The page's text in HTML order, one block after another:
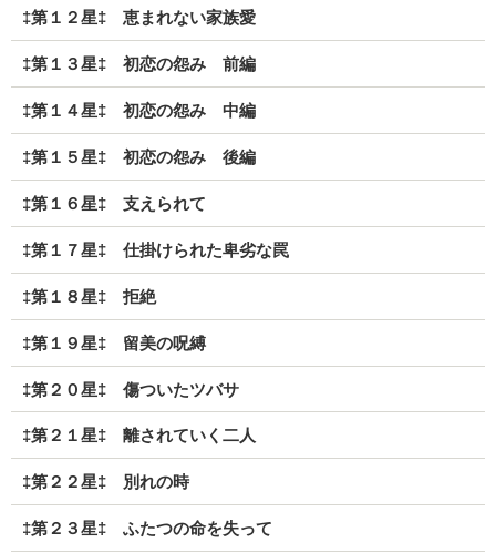
‡第１２星‡ 恵まれない家族愛
‡第１３星‡ 初恋の怨み 前編
‡第１４星‡ 初恋の怨み 中編
‡第１５星‡ 初恋の怨み 後編
‡第１６星‡ 支えられて
‡第１７星‡ 仕掛けられた卑劣な罠
‡第１８星‡ 拒絶
‡第１９星‡ 留美の呪縛
‡第２０星‡ 傷ついたツバサ
‡第２１星‡ 離されていく二人
‡第２２星‡ 別れの時
‡第２３星‡ ふたつの命を失って